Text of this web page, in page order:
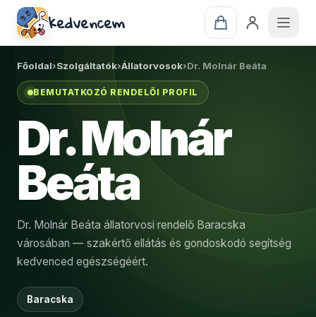
kedvencem
Főoldal›Szolgáltatók›Állatorvosok›Dr. Molnár Beáta
BEMUTATKOZÓ RENDELŐI PROFIL
Dr. Molnár
Beáta
Dr. Molnár Beáta állatorvosi rendelő Baracska
városában — szakértő ellátás és gondoskodó segítség
kedvenced egészségéért.
Baracska